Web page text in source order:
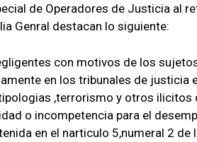
de Operadores de Justicia al
Genral destacan lo siguiente:
con motivos de los
en los tribunales de justicia
,terrorismo y otros ilicitos
o incompetencia para el
en el narticulo 5,numeral 2 de